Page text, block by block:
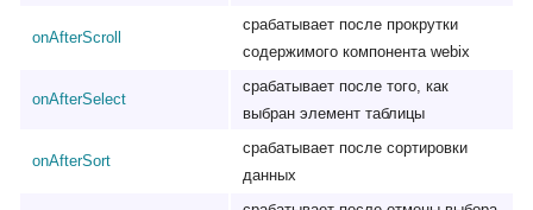
onAfterScroll
срабатывает после прокрутки
содержимого компонента webix
onAfterSelect
срабатывает после того, как
выбран элемент таблицы
onAfterSort
срабатывает после сортировки
данных